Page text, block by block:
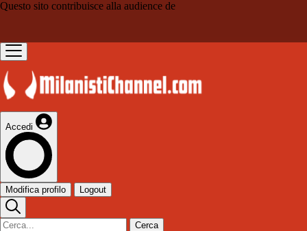
Questo sito contribuisce alla audience de
Accedi
Modifica profilo Logout
Cerca